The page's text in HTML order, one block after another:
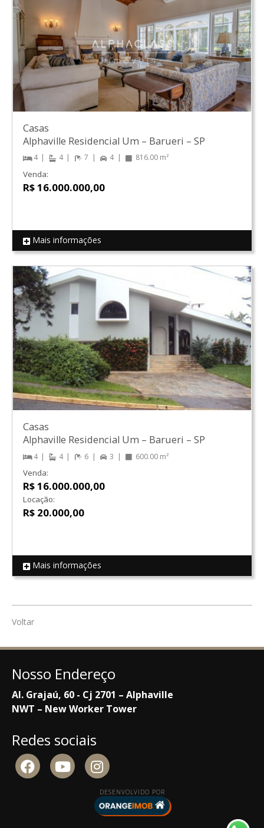
REF 18986
Casas
Alphaville Residencial Um – Barueri – SP
4 4 7 4 816.00 m²
Venda:
R$ 16.000.000,00
Mais informações
REF 4593
Casas
Alphaville Residencial Um – Barueri – SP
4 4 6 3 600.00 m²
Venda:
R$ 16.000.000,00
Locação:
R$ 20.000,00
Mais informações
Voltar
Nosso Endereço
Al. Grajaú, 60 - Cj 2701 – Alphaville
NWT – New Worker Tower
Redes sociais
DESENVOLVIDO POR